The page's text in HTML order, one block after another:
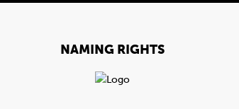
NAMING RIGHTS